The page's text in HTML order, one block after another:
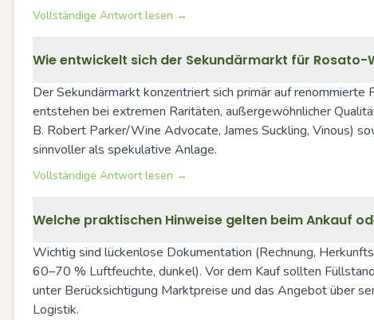
Vollständige Antwort lesen →
Wie entwickelt sich der Sekundärmarkt für Rosato-
Der Sekundärmarkt konzentriert sich primär auf
entstehen bei extremen Raritäten, außergewöhnlicher
B. Robert Parker/Wine Advocate, James Suckling, Vinous)
sinnvoller als spekulative Anlage.
Vollständige Antwort lesen →
Welche praktischen Hinweise gelten beim Ankauf
Wichtig sind lückenlose Dokumentation (Rechnung,
60–70 % Luftfeuchte, dunkel). Vor dem Kauf sollten
unter Berücksichtigung Marktpreise und das Angebot über
Logistik.